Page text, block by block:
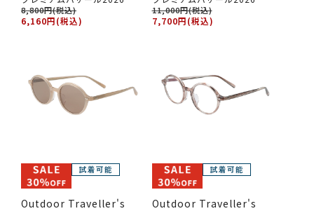
8,800円(税込)
6,160円(税込)
11,000円(税込)
7,700円(税込)
Outdoor Traveller's
Outdoor Traveller's